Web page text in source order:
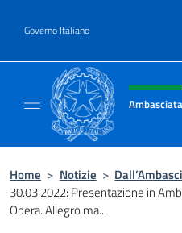
Governo Italiano
Intestazione
Home > Notizie >
30.03.2022: Presentazione in
Opera. Allegro ma...